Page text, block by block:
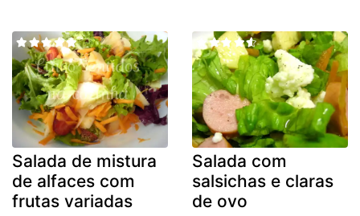
Salada de mistura
de alfaces com
frutas variadas
Salada com
salsichas e claras
de ovo